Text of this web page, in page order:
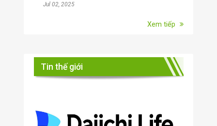
Jul 02, 2025
Xem tiếp
Tin thế giới